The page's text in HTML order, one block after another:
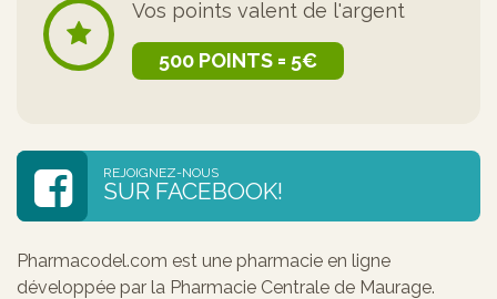
Vos points valent de l'argent
500 POINTS = 5€
REJOIGNEZ-NOUS
SUR FACEBOOK!
Pharmacodel.com est une pharmacie en ligne
développée par la Pharmacie Centrale de Maurage.